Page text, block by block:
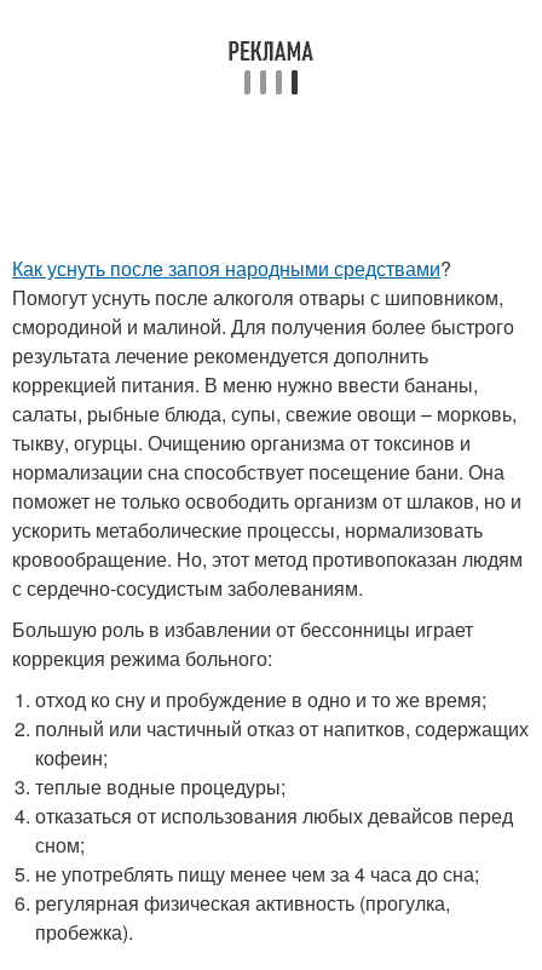
Как уснуть после запоя народными средствами?
Помогут уснуть после алкоголя отвары с шиповником,
смородиной и малиной. Для получения более быстрого
результата лечение рекомендуется дополнить
коррекцией питания. В меню нужно ввести бананы,
салаты, рыбные блюда, супы, свежие овощи – морковь,
тыкву, огурцы. Очищению организма от токсинов и
нормализации сна способствует посещение бани. Она
поможет не только освободить организм от шлаков, но и
ускорить метаболические процессы, нормализовать
кровообращение. Но, этот метод противопоказан людям
с сердечно-сосудистым заболеваниям.
Большую роль в избавлении от бессонницы играет
коррекция режима больного:
отход ко сну и пробуждение в одно и то же время;
полный или частичный отказ от напитков, содержащих
кофеин;
теплые водные процедуры;
отказаться от использования любых девайсов перед
сном;
не употреблять пищу менее чем за 4 часа до сна;
регулярная физическая активность (прогулка,
пробежка).